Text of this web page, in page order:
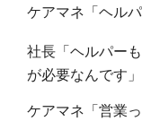
ケアマネ「ヘル
社長「ヘルパー
が必要なんです」
ケアマネ「営業